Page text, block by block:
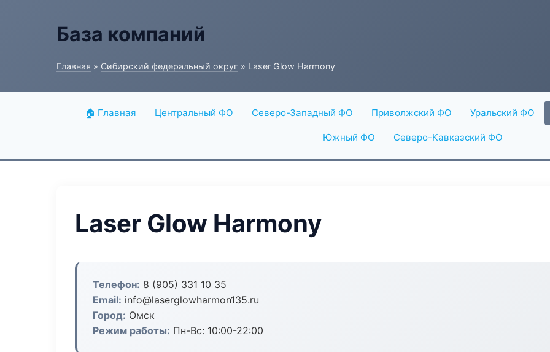
База компаний
Главная » Сибирский федеральный округ » Laser Glow Harmony
🏠 Главная Центральный ФО Северо-Западный ФО Приволжский ФО Уральский ФО
Южный ФО Северо-Кавказский ФО
Laser Glow Harmony
Телефон: 8 (905) 331 10 35
Email: info@laserglowharmon135.ru
Город: Омск
Режим работы: Пн-Вс: 10:00-22:00